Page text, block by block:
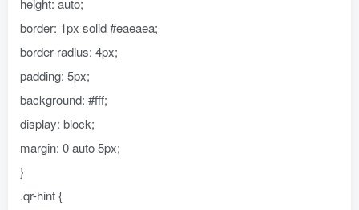
height: auto;
border: 1px solid #eaeaea;
border-radius: 4px;
padding: 5px;
background: #fff;
display: block;
margin: 0 auto 5px;
}
.qr-hint {